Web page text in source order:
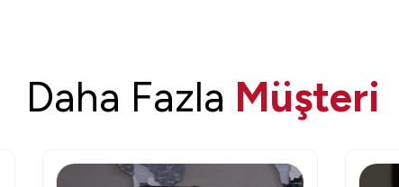
Daha Fazla Müşteri